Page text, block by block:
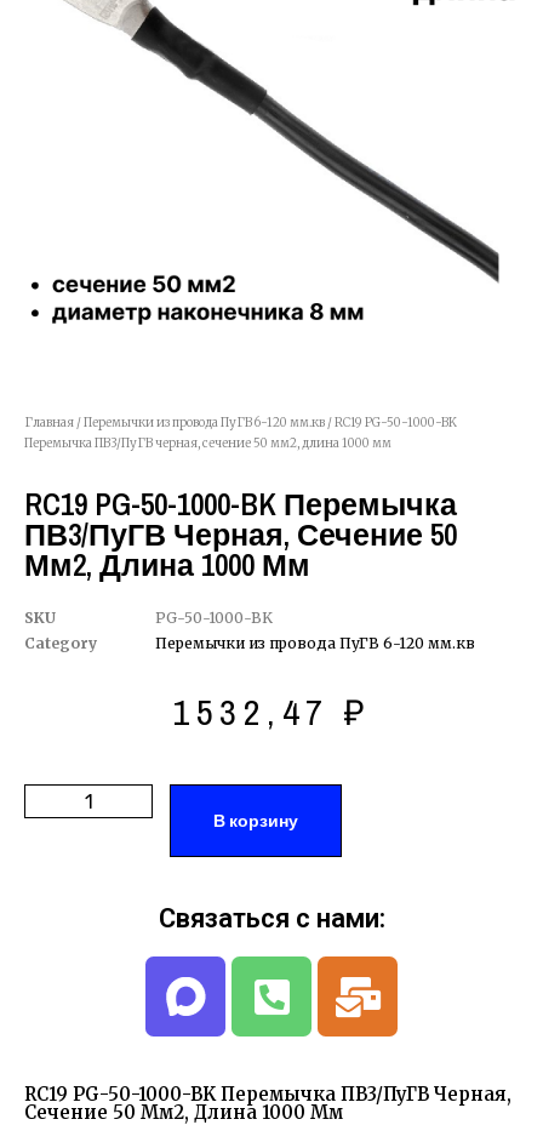
Главная /Перемычки из провода ПуГВ 6-120 мм.кв / RC19 PG-50-1000-BK
Перемычка ПВ3/ПуГВ черная, сечение 50 мм2, длина 1000 мм
RC19 PG-50-1000-BK Перемычка
ПВ3/ПуГВ Черная, Сечение 50
Мм2, Длина 1000 Мм
SKU
PG-50-1000-BK
Category
Перемычки из провода ПуГВ 6-120 мм.кв
1532,47 ₽
В корзину
RC19 PG-50-1000-BK Перемычка ПВ3/ПуГВ Черная,
Сечение 50 Мм2, Длина 1000 Мм
Связаться с нами: